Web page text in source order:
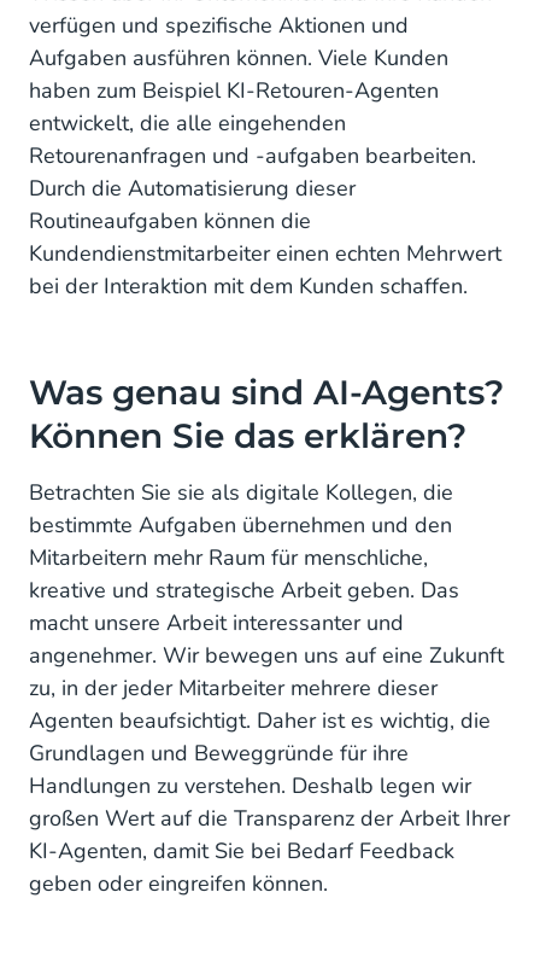
verfügen und spezifische Aktionen und
Aufgaben ausführen können. Viele Kunden
haben zum Beispiel KI-Retouren-Agenten
entwickelt, die alle eingehenden
Retourenanfragen und -aufgaben bearbeiten.
Durch die Automatisierung dieser
Routineaufgaben können die
Kundendienstmitarbeiter einen echten Mehrwert
bei der Interaktion mit dem Kunden schaffen.
Was genau sind AI-Agents?
Können Sie das erklären?
Betrachten Sie sie als digitale Kollegen, die
bestimmte Aufgaben übernehmen und den
Mitarbeitern mehr Raum für menschliche,
kreative und strategische Arbeit geben. Das
macht unsere Arbeit interessanter und
angenehmer. Wir bewegen uns auf eine Zukunft
zu, in der jeder Mitarbeiter mehrere dieser
Agenten beaufsichtigt. Daher ist es wichtig, die
Grundlagen und Beweggründe für ihre
Handlungen zu verstehen. Deshalb legen wir
großen Wert auf die Transparenz der Arbeit Ihrer
KI-Agenten, damit Sie bei Bedarf Feedback
geben oder eingreifen können.